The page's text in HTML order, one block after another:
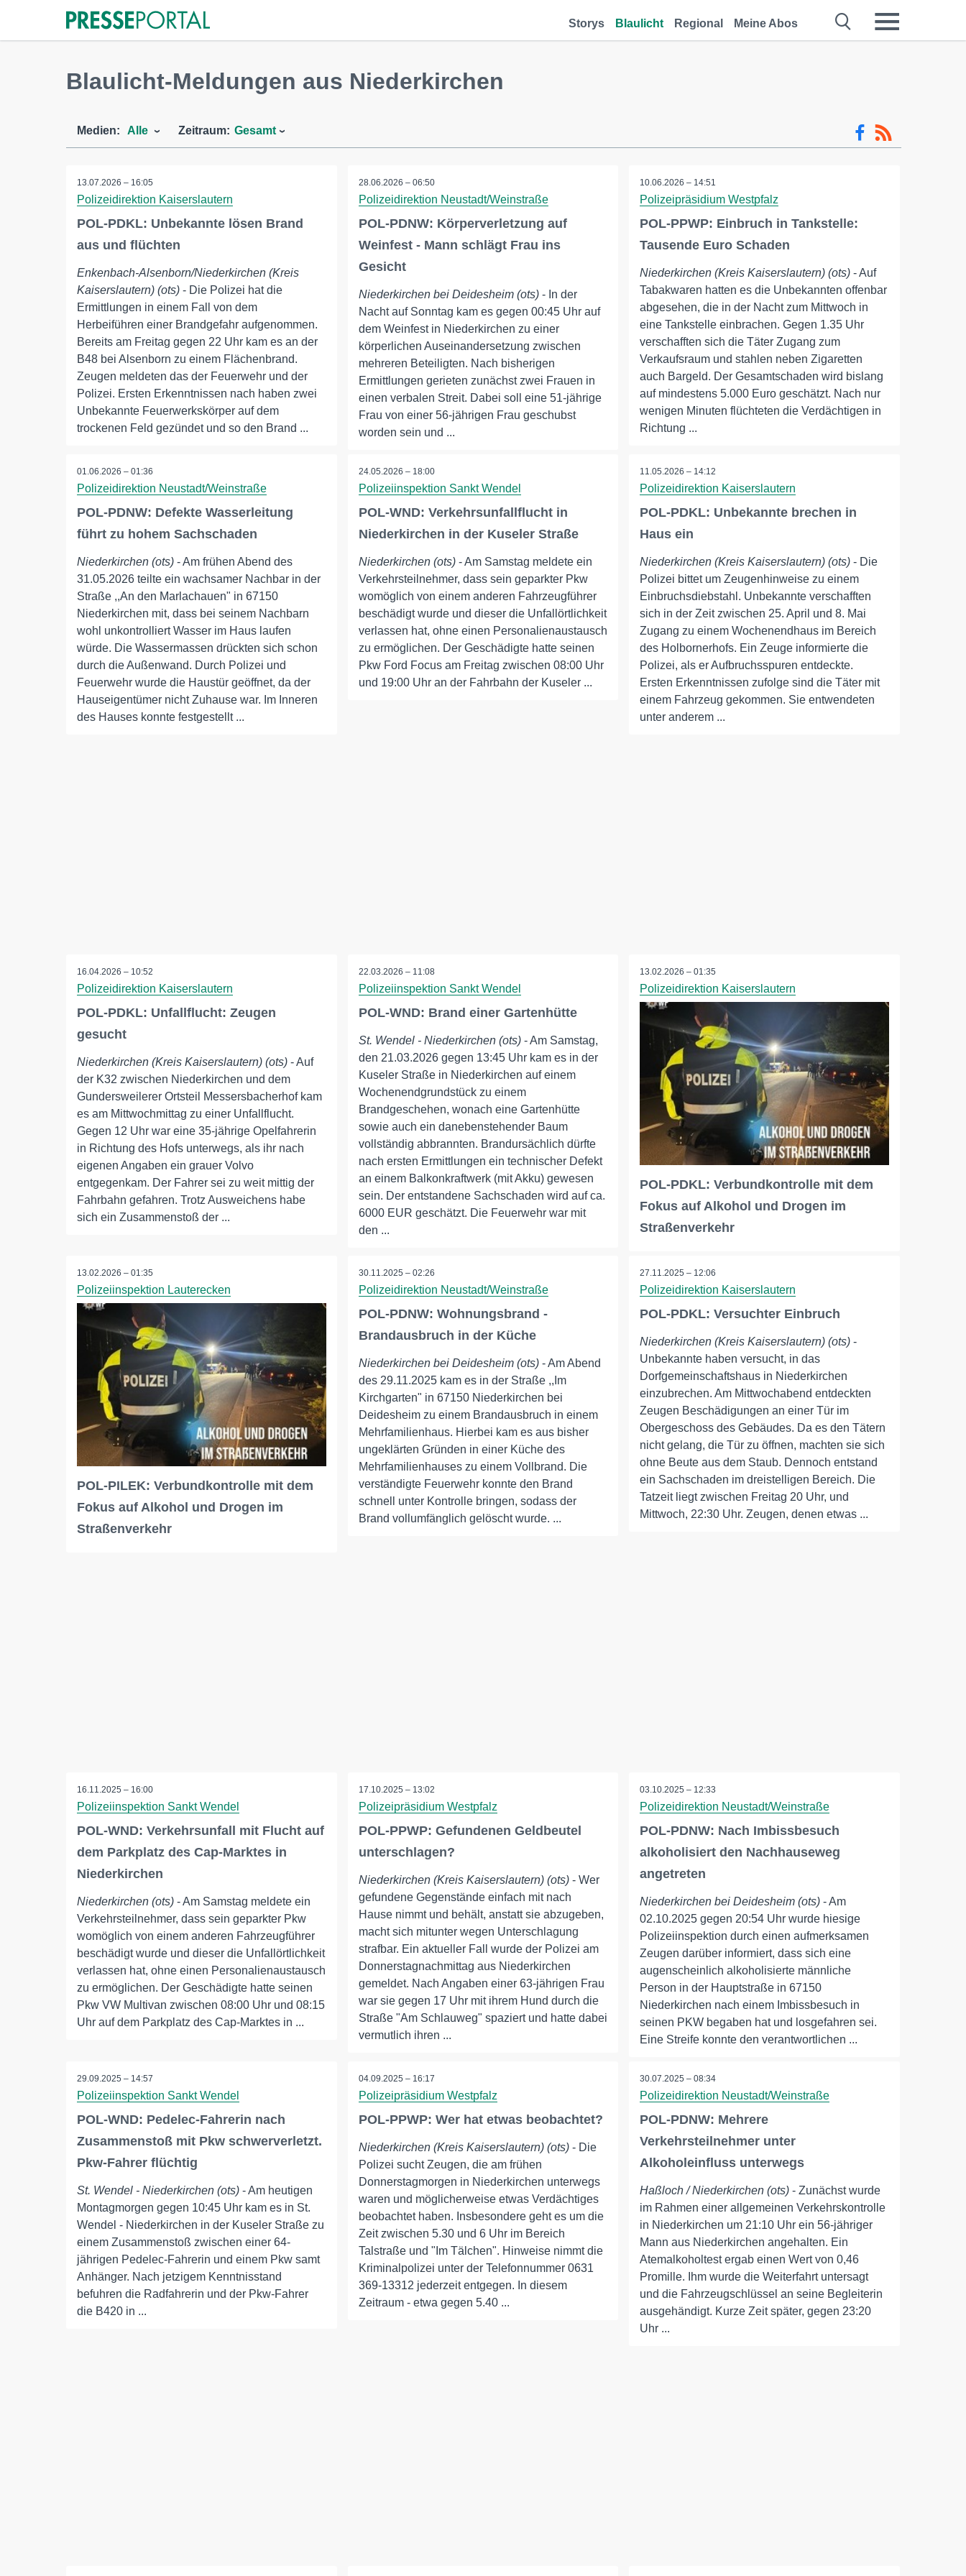
Storys Blaulicht Regional Meine Abos
Blaulicht-Meldungen aus Niederkirchen
Medien: Alle Zeitraum: Gesamt
13.07.2026 – 16:05
Polizeidirektion Kaiserslautern
POL-PDKL: Unbekannte lösen Brand
aus und flüchten
Enkenbach-Alsenborn/Niederkirchen (Kreis
Kaiserslautern) (ots) - Die Polizei hat die
Ermittlungen in einem Fall von dem
Herbeiführen einer Brandgefahr aufgenommen.
Bereits am Freitag gegen 22 Uhr kam es an der
B48 bei Alsenborn zu einem Flächenbrand.
Zeugen meldeten das der Feuerwehr und der
Polizei. Ersten Erkenntnissen nach haben zwei
Unbekannte Feuerwerkskörper auf dem
trockenen Feld gezündet und so den Brand ...
28.06.2026 – 06:50
Polizeidirektion Neustadt/Weinstraße
POL-PDNW: Körperverletzung auf
Weinfest - Mann schlägt Frau ins
Gesicht
Niederkirchen bei Deidesheim (ots)- In der
Nacht auf Sonntag kam es gegen 00:45 Uhr auf
dem Weinfest in Niederkirchen zu einer
körperlichen Auseinandersetzung zwischen
mehreren Beteiligten. Nach bisherigen
Ermittlungen gerieten zunächst zwei Frauen in
einen verbalen Streit. Dabei soll eine 51-jährige
Frau von einer 56-jährigen Frau geschubst
worden sein und ...
10.06.2026 – 14:51
Polizeipräsidium Westpfalz
POL-PPWP: Einbruch in Tankstelle:
Tausende Euro Schaden
Niederkirchen (Kreis Kaiserslautern) (ots) - Auf
Tabakwaren hatten es die Unbekannten offenbar
abgesehen, die in der Nacht zum Mittwoch in
eine Tankstelle einbrachen. Gegen 1.35 Uhr
verschafften sich die Täter Zugang zum
Verkaufsraum und stahlen neben Zigaretten
auch Bargeld. Der Gesamtschaden wird bislang
auf mindestens 5.000 Euro geschätzt. Nach nur
wenigen Minuten flüchteten die Verdächtigen in
Richtung ...
01.06.2026 – 01:36
Polizeidirektion Neustadt/Weinstraße
POL-PDNW: Defekte Wasserleitung
führt zu hohem Sachschaden
Niederkirchen (ots) - Am frühen Abend des
31.05.2026 teilte ein wachsamer Nachbar in der
Straße ,,An den Marlachauen" in 67150
Niederkirchen mit, dass bei seinem Nachbarn
wohl unkontrolliert Wasser im Haus laufen
würde. Die Wassermassen drückten sich schon
durch die Außenwand. Durch Polizei und
Feuerwehr wurde die Haustür geöffnet, da der
Hauseigentümer nicht Zuhause war. Im Inneren
des Hauses konnte festgestellt ...
24.05.2026 – 18:00
Polizeiinspektion Sankt Wendel
POL-WND: Verkehrsunfallflucht in
Niederkirchen in der Kuseler Straße
Niederkirchen (ots)- Am Samstag meldete ein
Verkehrsteilnehmer, dass sein geparkter Pkw
womöglich von einem anderen Fahrzeugführer
beschädigt wurde und dieser die Unfallörtlichkeit
verlassen hat, ohne einen Personalienaustausch
zu ermöglichen. Der Geschädigte hatte seinen
Pkw Ford Focus am Freitag zwischen 08:00 Uhr
und 19:00 Uhr an der Fahrbahn der Kuseler ...
11.05.2026 – 14:12
Polizeidirektion Kaiserslautern
POL-PDKL: Unbekannte brechen in
Haus ein
Niederkirchen (Kreis Kaiserslautern) (ots) - Die
Polizei bittet um Zeugenhinweise zu einem
Einbruchsdiebstahl. Unbekannte verschafften
sich in der Zeit zwischen 25. April und 8. Mai
Zugang zu einem Wochenendhaus im Bereich
des Holbornerhofs. Ein Zeuge informierte die
Polizei, als er Aufbruchsspuren entdeckte.
Ersten Erkenntnissen zufolge sind die Täter mit
einem Fahrzeug gekommen. Sie entwendeten
unter anderem ...
16.04.2026 – 10:52
Polizeidirektion Kaiserslautern
POL-PDKL: Unfallflucht: Zeugen
gesucht
Niederkirchen (Kreis Kaiserslautern) (ots) - Auf
der K32 zwischen Niederkirchen und dem
Gundersweilerer Ortsteil Messersbacherhof kam
es am Mittwochmittag zu einer Unfallflucht.
Gegen 12 Uhr war eine 35-jährige Opelfahrerin
in Richtung des Hofs unterwegs, als ihr nach
eigenen Angaben ein grauer Volvo
entgegenkam. Der Fahrer sei zu weit mittig der
Fahrbahn gefahren. Trotz Ausweichens habe
sich ein Zusammenstoß der ...
22.03.2026 – 11:08
Polizeiinspektion Sankt Wendel
POL-WND: Brand einer Gartenhütte
St. Wendel - Niederkirchen (ots)- Am Samstag,
den 21.03.2026 gegen 13:45 Uhr kam es in der
Kuseler Straße in Niederkirchen auf einem
Wochenendgrundstück zu einem
Brandgeschehen, wonach eine Gartenhütte
sowie auch ein danebenstehender Baum
vollständig abbrannten. Brandursächlich dürfte
nach ersten Ermittlungen ein technischer Defekt
an einem Balkonkraftwerk (mit Akku) gewesen
sein. Der entstandene Sachschaden wird auf ca.
6000 EUR geschätzt. Die Feuerwehr war mit
den ...
13.02.2026 – 01:35
Polizeidirektion Kaiserslautern
POL-PDKL: Verbundkontrolle mit dem
Fokus auf Alkohol und Drogen im
Straßenverkehr
13.02.2026 – 01:35
Polizeiinspektion Lauterecken
POL-PILEK: Verbundkontrolle mit dem
Fokus auf Alkohol und Drogen im
Straßenverkehr
30.11.2025 – 02:26
Polizeidirektion Neustadt/Weinstraße
POL-PDNW: Wohnungsbrand -
Brandausbruch in der Küche
Niederkirchen bei Deidesheim (ots)- Am Abend
des 29.11.2025 kam es in der Straße ,,Im
Kirchgarten" in 67150 Niederkirchen bei
Deidesheim zu einem Brandausbruch in einem
Mehrfamilienhaus. Hierbei kam es aus bisher
ungeklärten Gründen in einer Küche des
Mehrfamilienhauses zu einem Vollbrand. Die
verständigte Feuerwehr konnte den Brand
schnell unter Kontrolle bringen, sodass der
Brand vollumfänglich gelöscht wurde. ...
27.11.2025 – 12:06
Polizeidirektion Kaiserslautern
POL-PDKL: Versuchter Einbruch
Niederkirchen (Kreis Kaiserslautern) (ots) -
Unbekannte haben versucht, in das
Dorfgemeinschaftshaus in Niederkirchen
einzubrechen. Am Mittwochabend entdeckten
Zeugen Beschädigungen an einer Tür im
Obergeschoss des Gebäudes. Da es den Tätern
nicht gelang, die Tür zu öffnen, machten sie sich
ohne Beute aus dem Staub. Dennoch entstand
ein Sachschaden im dreistelligen Bereich. Die
Tatzeit liegt zwischen Freitag 20 Uhr, und
Mittwoch, 22:30 Uhr. Zeugen, denen etwas ...
16.11.2025 – 16:00
Polizeiinspektion Sankt Wendel
POL-WND: Verkehrsunfall mit Flucht auf
dem Parkplatz des Cap-Marktes in
Niederkirchen
Niederkirchen (ots) - Am Samstag meldete ein
Verkehrsteilnehmer, dass sein geparkter Pkw
womöglich von einem anderen Fahrzeugführer
beschädigt wurde und dieser die Unfallörtlichkeit
verlassen hat, ohne einen Personalienaustausch
zu ermöglichen. Der Geschädigte hatte seinen
Pkw VW Multivan zwischen 08:00 Uhr und 08:15
Uhr auf dem Parkplatz des Cap-Marktes in ...
17.10.2025 – 13:02
Polizeipräsidium Westpfalz
POL-PPWP: Gefundenen Geldbeutel
unterschlagen?
Niederkirchen (Kreis Kaiserslautern) (ots)- Wer
gefundene Gegenstände einfach mit nach
Hause nimmt und behält, anstatt sie abzugeben,
macht sich mitunter wegen Unterschlagung
strafbar. Ein aktueller Fall wurde der Polizei am
Donnerstagnachmittag aus Niederkirchen
gemeldet. Nach Angaben einer 63-jährigen Frau
war sie gegen 17 Uhr mit ihrem Hund durch die
Straße "Am Schlauweg" spaziert und hatte dabei
vermutlich ihren ...
03.10.2025 – 12:33
Polizeidirektion Neustadt/Weinstraße
POL-PDNW: Nach Imbissbesuch
alkoholisiert den Nachhauseweg
angetreten
Niederkirchen bei Deidesheim (ots) - Am
02.10.2025 gegen 20:54 Uhr wurde hiesige
Polizeiinspektion durch einen aufmerksamen
Zeugen darüber informiert, dass sich eine
augenscheinlich alkoholisierte männliche
Person in der Hauptstraße in 67150
Niederkirchen nach einem Imbissbesuch in
seinen PKW begaben hat und losgefahren sei.
Eine Streife konnte den verantwortlichen ...
29.09.2025 – 14:57
Polizeiinspektion Sankt Wendel
POL-WND: Pedelec-Fahrerin nach
Zusammenstoß mit Pkw schwerverletzt.
Pkw-Fahrer flüchtig
St. Wendel - Niederkirchen (ots) - Am heutigen
Montagmorgen gegen 10:45 Uhr kam es in St.
Wendel - Niederkirchen in der Kuseler Straße zu
einem Zusammenstoß zwischen einer 64-
jährigen Pedelec-Fahrerin und einem Pkw samt
Anhänger. Nach jetzigem Kenntnisstand
befuhren die Radfahrerin und der Pkw-Fahrer
die B420 in ...
04.09.2025 – 16:17
Polizeipräsidium Westpfalz
POL-PPWP: Wer hat etwas beobachtet?
Niederkirchen (Kreis Kaiserslautern) (ots)- Die
Polizei sucht Zeugen, die am frühen
Donnerstagmorgen in Niederkirchen unterwegs
waren und möglicherweise etwas Verdächtiges
beobachtet haben. Insbesondere geht es um die
Zeit zwischen 5.30 und 6 Uhr im Bereich
Talstraße und "Im Tälchen". Hinweise nimmt die
Kriminalpolizei unter der Telefonnummer 0631
369-13312 jederzeit entgegen. In diesem
Zeitraum - etwa gegen 5.40 ...
30.07.2025 – 08:34
Polizeidirektion Neustadt/Weinstraße
POL-PDNW: Mehrere
Verkehrsteilnehmer unter
Alkoholeinfluss unterwegs
Haßloch / Niederkirchen (ots) - Zunächst wurde
im Rahmen einer allgemeinen Verkehrskontrolle
in Niederkirchen um 21:10 Uhr ein 56-jähriger
Mann aus Niederkirchen angehalten. Ein
Atemalkoholtest ergab einen Wert von 0,46
Promille. Ihm wurde die Weiterfahrt untersagt
und die Fahrzeugschlüssel an seine Begleiterin
ausgehändigt. Kurze Zeit später, gegen 23:20
Uhr ...